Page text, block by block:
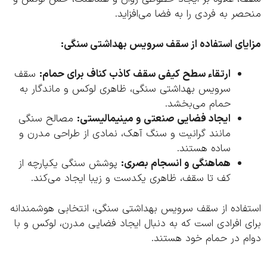
به فردی را به فضا می‌افزاید.
استفاده از سقف سرویس بهداشتی سنگی:
ارتقاء سطح کیفی سقف کاذب کناف برای حمام:سقف
سرویس بهداشتی سنگی، ظاهری لوکس و ماندگار به
حمام می‌بخشد.
ایجاد فضایی صنعتی و مینیمالیستی:مصالح سنگی
مانند گرانیت و سنگ آهک، نمادی از طراحی مدرن و
ساده هستند.
هماهنگی و انسجام بصری:پوشش سنگی یکپارچه از
کف تا سقف، ظاهری یکدست و زیبا ایجاد می‌کند.
از سقف سرویس بهداشتی سنگی، انتخابی هوشمندانه
افرادی است که به دنبال ایجاد فضایی مدرن، لوکس و با
در حمام خود هستند.